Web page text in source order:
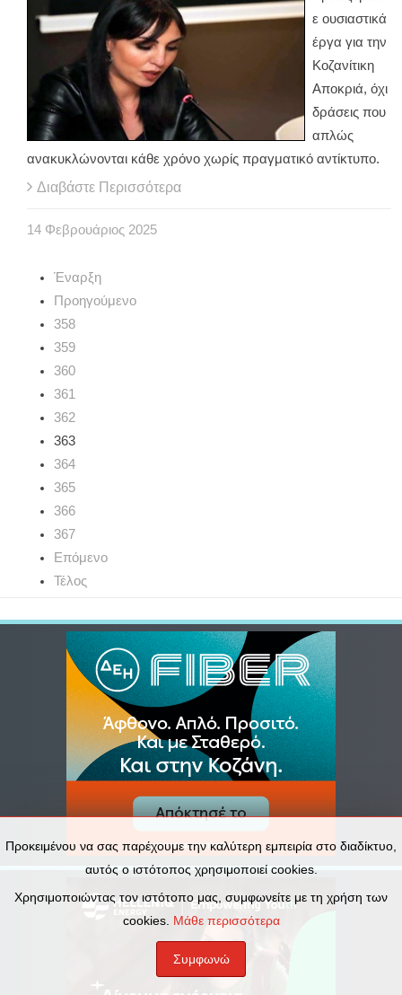
ε ουσιαστικά
έργα για την
Κοζανίτικη
Αποκριά, όχι
δράσεις που
απλώς
ανακυκλώνονται κάθε χρόνο χωρίς πραγματικό αντίκτυπο.
Διαβάστε Περισσότερα
14 Φεβρουάριος 2025
Έναρξη
Προηγούμενο
358
359
360
361
362
363
364
365
366
367
Επόμενο
Τέλος
Προκειμένου να σας παρέχουμε την καλύτερη εμπειρία στο διαδίκτυο,
αυτός ο ιστότοπος χρησιμοποιεί cookies.
Χρησιμοποιώντας τον ιστότοπο μας, συμφωνείτε με τη χρήση των
cookies. Μάθε περισσότερα
Συμφωνώ